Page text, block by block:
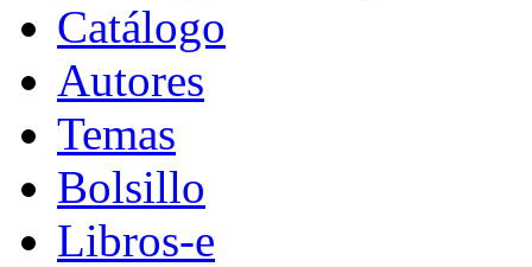
Catálogo
Autores
Temas
Bolsillo
Libros-e